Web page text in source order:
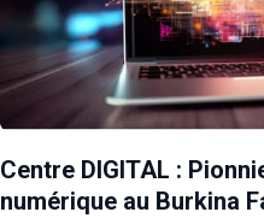
Centre DIGITAL :
numérique au Burkina